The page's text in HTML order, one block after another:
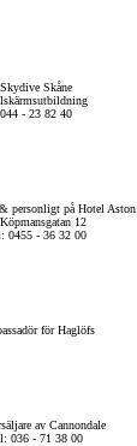
Skydive Skåne
044 - 23 82 40
personligt på Hotel Aston
12
0455 - 36 32 00
för Haglöfs
av Cannondale
036 - 71 38 00